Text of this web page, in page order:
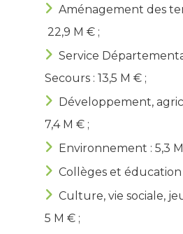
Aménagement des
22,9 M € ;
Service
Secours : 13,5 M € ;
Développement,
7,4 M € ;
Environnement : 5,3
Collèges et éducation
Culture, vie sociale,
5 M € ;